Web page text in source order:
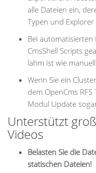
alle Dateien ein,
Typen und Explorer
Bei
CmsShell Scripts
lahm ist wie
Wenn Sie ein
dem OpenCms
Modul Update
Unterstützt
Videos
Belasten Sie die
statischen Dateien!